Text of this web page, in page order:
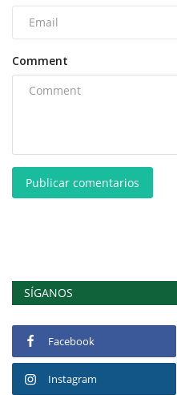
Comment
Publicar comentarios
SÍGANOS
Facebook
Instagram